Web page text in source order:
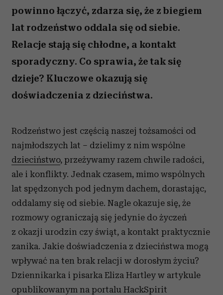
powinno łączyć, zdarza się, że z biegiem
lat rodzeństwo oddala się od siebie.
Relacje stają się chłodne, a kontakt
sporadyczny. Co sprawia, że tak się
dzieje? Kluczowe okazują się
doświadczenia z dzieciństwa.
Rodzeństwo jest częścią naszej tożsamości od
najmłodszych lat – dzielimy z nim wspólne
dzieciństwo, przeżywamy razem chwile radości,
ale i konflikty. Jednak czasem, mimo wspólnych
lat spędzonych pod jednym dachem, dorastając,
oddalamy się od siebie. Nagle okazuje się, że
rozmowy ograniczają się jedynie do życzeń
z okazji urodzin czy świąt, a kontakt praktycznie
zanika. Jakie doświadczenia z dzieciństwa mogą
wpływać na ten brak relacji w dorosłym życiu?
Dziennikarka i pisarka Eliza Hartley w artykule
opublikowanym na portalu HackSpirit